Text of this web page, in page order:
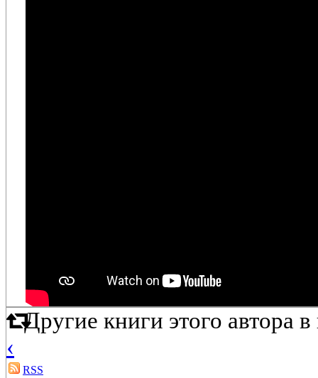
Другие книги этого автора
‹
RSS